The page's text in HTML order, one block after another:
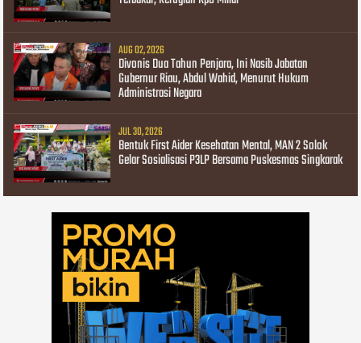
AUG 02, 2026
Divonis Dua Tahun Penjara, Ini Nasib Jabatan
Gubernur Riau, Abdul Wahid, Menurut Hukum
Administrasi Negara
JUL 30, 2026
Bentuk First Aider Kesehatan Mental, MAN 2 Solok
Gelar Sosialisasi P3LP Bersama Puskesmas Singkarak